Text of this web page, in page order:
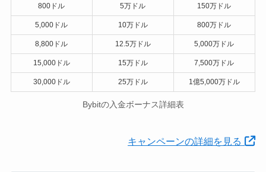
800ドル 5万ドル 150万ドル
5,000ドル 10万ドル 800万ドル
8,800ドル 12.5万ドル 5,000万ドル
15,000ドル 15万ドル 7,500万ドル
30,000ドル 25万ドル 1億5,000万ドル
Bybitの入金ボーナス詳細表
キャンペーンの詳細を見る